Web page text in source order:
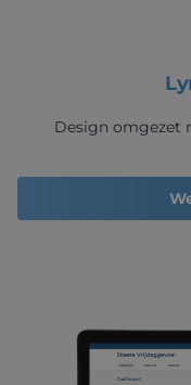
Design omgezet